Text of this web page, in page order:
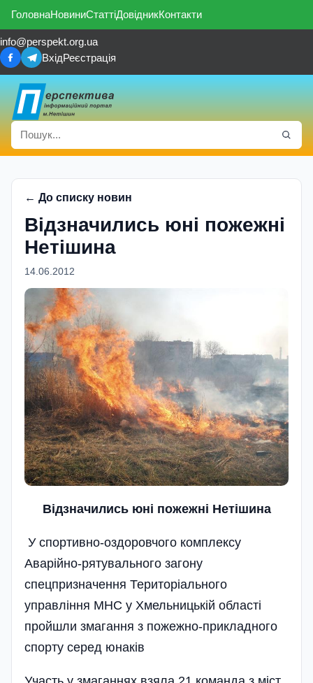
ГоловнаНовиниСтаттіДовідникКонтакти
info@perspekt.org.ua
ВхідРеєстрація
← До списку новин
Відзначились юні пожежні
Нетішина
14.06.2012
Відзначились юні пожежні Нетішина
У спортивно-оздоровчого комплексу
Аварійно-рятувального загону
спецпризначення Територіального
управління МНС у Хмельницькій області
пройшли змагання з пожежно-прикладного
спорту серед юнаків